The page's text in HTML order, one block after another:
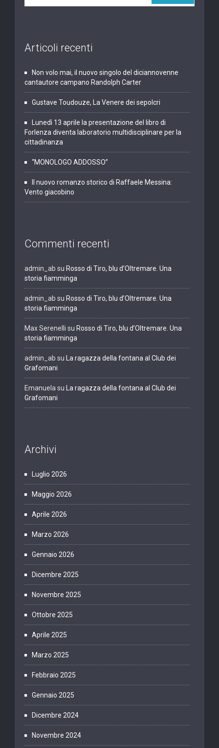
Articoli recenti
Non volo mai, il nuovo singolo del diciannovenne
cantautore campano Randolph Carter
Gustave Toudouze, La Venere dei sepolcri
Lunedì 13 aprile la presentazione del libro di
Forlenza diventa laboratorio multidisciplinare per la
cittadinanza
“MONOLOGO ADDOSSO”
Il nuovo romanzo storico di Raffaele Messina:
Vento giacobino
Commenti recenti
admin_ab su Rosso di Tiro, blu d’Oltremare. Una
storia fiamminga
admin_ab su Rosso di Tiro, blu d’Oltremare. Una
storia fiamminga
Max Serenelli su Rosso di Tiro, blu d’Oltremare. Una
storia fiamminga
admin_ab su
La ragazza della fontana al Club dei
Grafomani
Emanuela su
La ragazza della fontana al Club dei
Grafomani
Archivi
Luglio 2026
Maggio 2026
Aprile 2026
Marzo 2026
Gennaio 2026
Dicembre 2025
Novembre 2025
Ottobre 2025
Aprile 2025
Marzo 2025
Febbraio 2025
Gennaio 2025
Dicembre 2024
Novembre 2024